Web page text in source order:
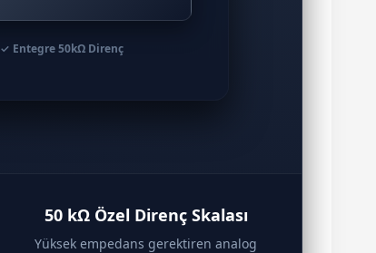
✓ Entegre 50kΩ Direnç
50 kΩ Özel Direnç Skalası
Yüksek empedans gerektiren analog